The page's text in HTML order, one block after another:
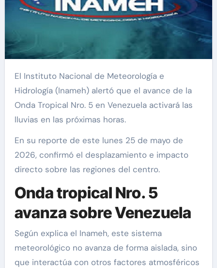
El Instituto Nacional de Meteorología e
Hidrología (Inameh) alertó que el avance de la
Onda Tropical Nro. 5 en Venezuela activará las
lluvias en las próximas horas.
En su reporte de este lunes 25 de mayo de
2026, confirmó el desplazamiento e impacto
directo sobre las regiones del centro.
Onda tropical Nro. 5
avanza sobre Venezuela
Según explica el Inameh, este sistema
meteorológico no avanza de forma aislada, sino
que interactúa con otros factores atmosféricos